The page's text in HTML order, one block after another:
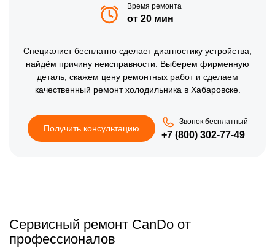
Время ремонта
от 20 мин
Специалист бесплатно сделает диагностику устройства,
найдём причину неисправности. Выберем фирменную
деталь, скажем цену ремонтных работ и сделаем
качественный ремонт холодильника в Хабаровске.
Получить консультацию
Звонок бесплатный
+7 (800) 302-77-49
Сервисный ремонт CanDo от
профессионалов